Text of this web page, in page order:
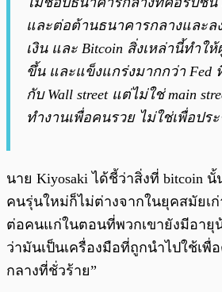
และต่อต้านธนาคารกลางและล
เงิน และ Bitcoin สิ่งเหล่านี้ทำใ
ขึ้น และแข็งแกร่งมากกว่า Fed
กับ Wall street แต่ไม่ใช่ main
ทำงานเพื่อคนรวย ไม่ใช่เพื่อปร
นาย Kiyosaki ได้ชี้ว่าสิ่งที่ bitcoin
คนรุ่นใหม่ก็ไม่ต่างจากในยุคสมัยเ
ต่อคนแก่ในตอนที่พวกเขายังมีอายุ
ว่ามันเป็นเครื่องมือที่ถูกนำไปใช้เพื่
กลางที่ชั่วร้าย”